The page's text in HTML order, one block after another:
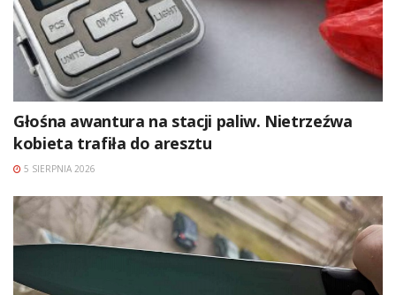
Głośna awantura na stacji paliw. Nietrzeźwa
kobieta trafiła do aresztu
5 SIERPNIA 2026